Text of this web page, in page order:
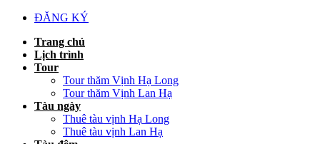
ĐĂNG KÝ
Trang chủ
Lịch trình
Tour
Tour thăm Vịnh Hạ Long
Tour thăm Vịnh Lan Hạ
Tàu ngày
Thuê tàu vịnh Hạ Long
Thuê tàu vịnh Lan Hạ